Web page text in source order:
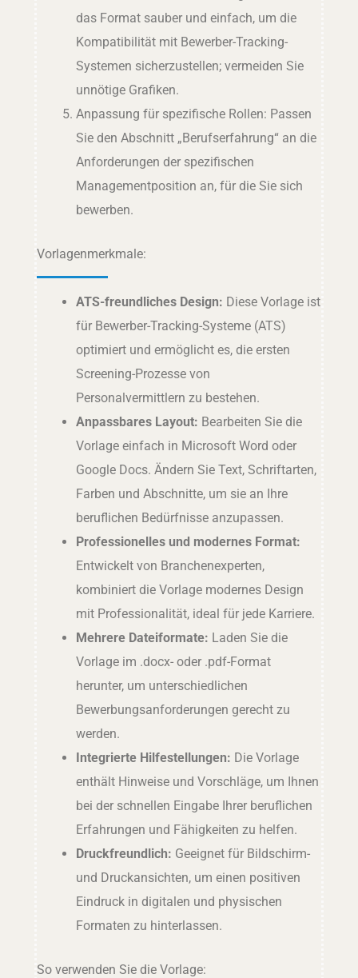
das Format sauber und einfach, um die
Kompatibilität mit Bewerber-Tracking-
Systemen sicherzustellen; vermeiden Sie
unnötige Grafiken.
Anpassung für spezifische Rollen: Passen
Sie den Abschnitt „Berufserfahrung“ an die
Anforderungen der spezifischen
Managementposition an, für die Sie sich
bewerben.
Vorlagenmerkmale:
ATS-freundliches Design: Diese Vorlage ist
für Bewerber-Tracking-Systeme (ATS)
optimiert und ermöglicht es, die ersten
Screening-Prozesse von
Personalvermittlern zu bestehen.
Anpassbares Layout: Bearbeiten Sie die
Vorlage einfach in Microsoft Word oder
Google Docs. Ändern Sie Text, Schriftarten,
Farben und Abschnitte, um sie an Ihre
beruflichen Bedürfnisse anzupassen.
Professionelles und modernes Format:
Entwickelt von Branchenexperten,
kombiniert die Vorlage modernes Design
mit Professionalität, ideal für jede Karriere.
Mehrere Dateiformate: Laden Sie die
Vorlage im .docx- oder .pdf-Format
herunter, um unterschiedlichen
Bewerbungsanforderungen gerecht zu
werden.
Integrierte Hilfestellungen: Die Vorlage
enthält Hinweise und Vorschläge, um Ihnen
bei der schnellen Eingabe Ihrer beruflichen
Erfahrungen und Fähigkeiten zu helfen.
Druckfreundlich: Geeignet für Bildschirm-
und Druckansichten, um einen positiven
Eindruck in digitalen und physischen
Formaten zu hinterlassen.
So verwenden Sie die Vorlage: